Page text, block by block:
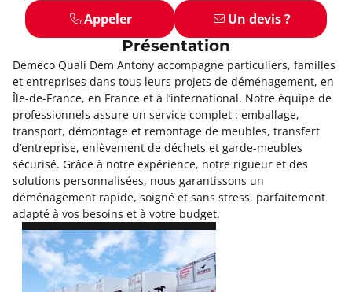
Appeler Un devis ?
Présentation
Demeco Quali Dem Antony accompagne particuliers, familles
et entreprises dans tous leurs projets de déménagement, en
Île-de-France, en France et à l’international. Notre équipe de
professionnels assure un service complet : emballage,
transport, démontage et remontage de meubles, transfert
d’entreprise, enlèvement de déchets et garde-meubles
sécurisé. Grâce à notre expérience, notre rigueur et des
solutions personnalisées, nous garantissons un
déménagement rapide, soigné et sans stress, parfaitement
adapté à vos besoins et à votre budget.